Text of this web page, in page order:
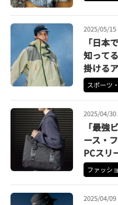
2025/05/15
「日本
知って
掛ける
『スポーツ
2025/04/30
「最強
ース・
PCスリ
群…5つ
ファッシ
2025/04/09